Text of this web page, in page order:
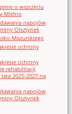
o wszczęciu
Mielno
napojów
Olsztynek
Mazurskiego
ochrony
ochrony
rehabilitacji
2025-2027 na
napojów
Olsztynek